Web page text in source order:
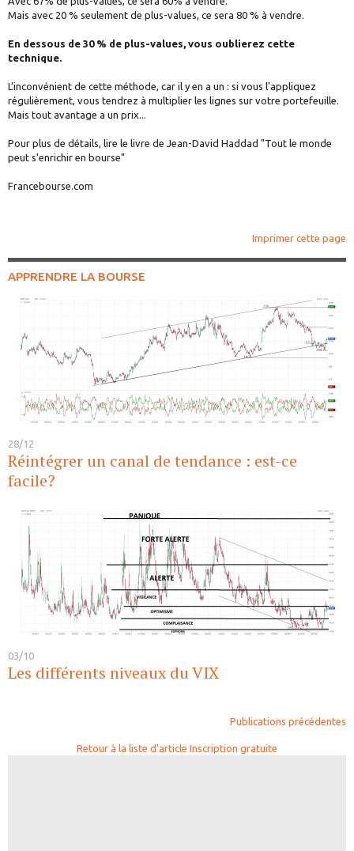
Mais avec 20 % seulement de plus-values, ce sera 80 % à vendre.
En dessous de 30 % de plus-values, vous oublierez cette
technique.
L’inconvénient de cette méthode, car il y en a un : si vous l'appliquez
régulièrement, vous tendrez à multiplier les lignes sur votre portefeuille.
Mais tout avantage a un prix...
Pour plus de détails, lire le livre de Jean-David Haddad "Tout le monde
peut s'enrichir en bourse"
Francebourse.com
Imprimer cette page
APPRENDRE LA BOURSE
28/12
Réintégrer un canal de tendance : est-ce
facile?
03/10
Les différents niveaux du VIX
Publications précédentes
Retour à la liste d'article Inscription gratuite